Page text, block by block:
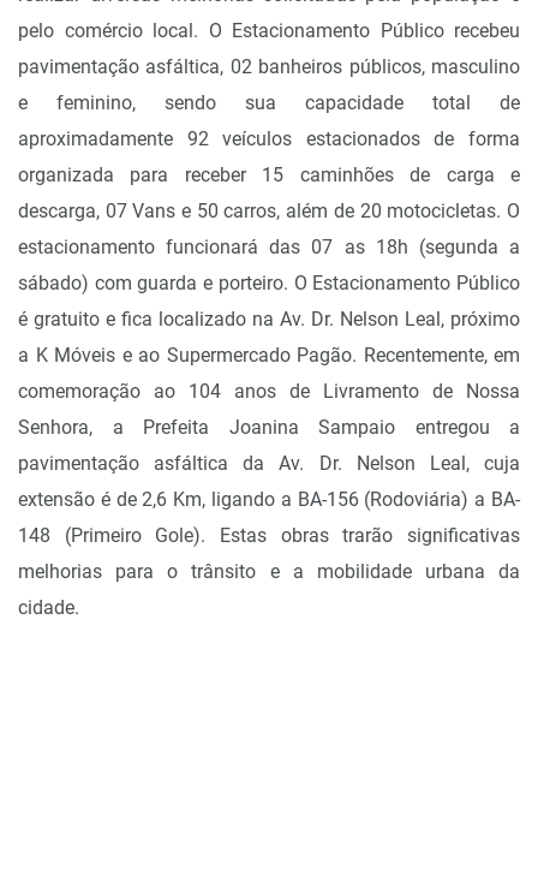
pelo comércio local. O Estacionamento Público recebeu
pavimentação asfáltica, 02 banheiros públicos, masculino
e feminino, sendo sua capacidade total de
aproximadamente 92 veículos estacionados de forma
organizada para receber 15 caminhões de carga e
descarga, 07 Vans e 50 carros, além de 20 motocicletas. O
estacionamento funcionará das 07 as 18h (segunda a
sábado) com guarda e porteiro. O Estacionamento Público
é gratuito e fica localizado na Av. Dr. Nelson Leal, próximo
a K Móveis e ao Supermercado Pagão. Recentemente, em
comemoração ao 104 anos de Livramento de Nossa
Senhora, a Prefeita Joanina Sampaio entregou a
pavimentação asfáltica da Av. Dr. Nelson Leal, cuja
extensão é de 2,6 Km, ligando a BA-156 (Rodoviária) a BA-
148 (Primeiro Gole). Estas obras trarão significativas
melhorias para o trânsito e a mobilidade urbana da
cidade.